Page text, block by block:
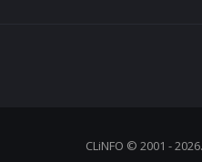
CLiNFO © 2001 -